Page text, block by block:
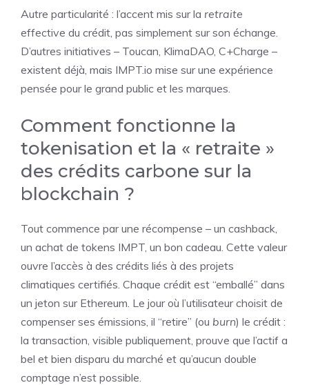
Autre particularité : l’accent mis sur la retraite
effective du crédit, pas simplement sur son échange.
D’autres initiatives – Toucan, KlimaDAO, C+Charge –
existent déjà, mais IMPT.io mise sur une expérience
pensée pour le grand public et les marques.
Comment fonctionne la
tokenisation et la « retraite »
des crédits carbone sur la
blockchain ?
Tout commence par une récompense – un cashback,
un achat de tokens IMPT, un bon cadeau. Cette valeur
ouvre l’accès à des crédits liés à des projets
climatiques certifiés. Chaque crédit est “emballé” dans
un jeton sur Ethereum. Le jour où l’utilisateur choisit de
compenser ses émissions, il “retire” (ou burn) le crédit :
la transaction, visible publiquement, prouve que l’actif a
bel et bien disparu du marché et qu’aucun double
comptage n’est possible.